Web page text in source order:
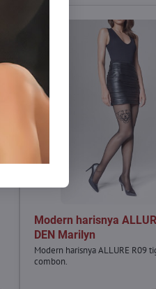
Modern harisnya
DEN Marilyn
Modern harisnya ALLURE R09
combon.